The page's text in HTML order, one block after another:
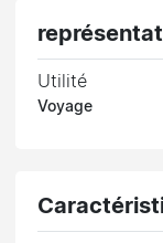
Utilité
Voyage